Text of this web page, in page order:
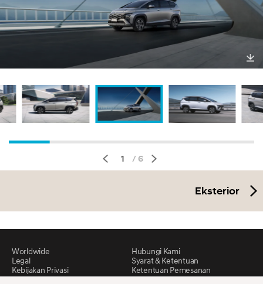
Un
duh
1 / 6
Eksterior
Worldwide
Hubungi Kami
Legal
Syarat & Ketentuan
Kebijakan Privasi
Ketentuan Pemesanan
Peta situs